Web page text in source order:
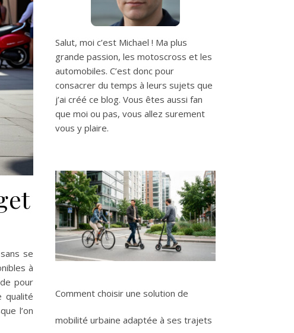
se
à
pour
qualité
l’on
Salut, moi c’est Michael ! Ma plus
grande passion, les motoscross et les
automobiles. C’est donc pour
consacrer du temps à leurs sujets que
j’ai créé ce blog. Vous êtes aussi fan
que moi ou pas, vous allez surement
vous y plaire.
Comment choisir une solution de
mobilité urbaine adaptée à ses trajets